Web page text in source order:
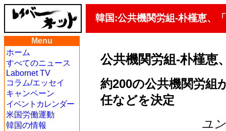
韓国:公共機関労組-朴槿恵、
Menu
ホーム
すべてのニュース
Labornet TV
コラム/エッセイ
キャンペーン
イベントカレンダー
米国労働運動
韓国の情報
公共機関労組-朴槿恵
約200の公共機関労組
任などを決定
ユ